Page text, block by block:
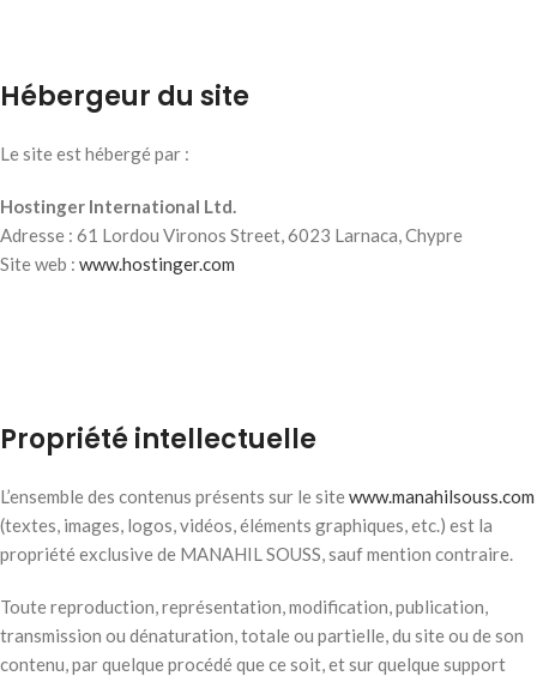
Hébergeur du site
Le site est hébergé par :
Hostinger International Ltd.
Adresse : 61 Lordou Vironos Street, 6023 Larnaca, Chypre
Site web : www.hostinger.com
Propriété intellectuelle
L’ensemble des contenus présents sur le sitewww.manahilsouss.com
(textes, images, logos, vidéos, éléments graphiques, etc.) est la
propriété exclusive de MANAHIL SOUSS, sauf mention contraire.
Toute reproduction, représentation, modification, publication,
transmission ou dénaturation, totale ou partielle, du site ou de son
contenu, par quelque procédé que ce soit, et sur quelque support